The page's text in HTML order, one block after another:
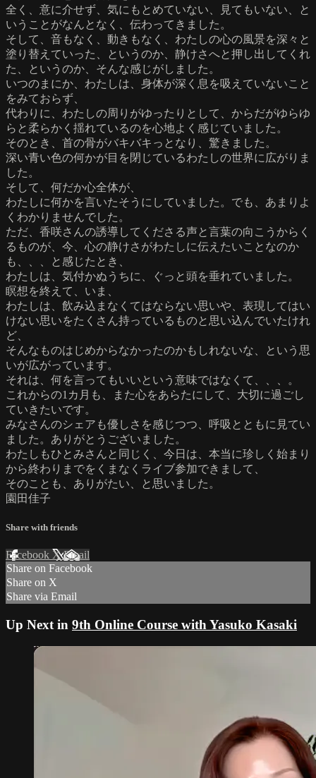
全く、意に介せず、気にもとめていない、見てもいない、と
いうことがなんとなく、伝わってきました。
そして、音もなく、動きもなく、わたしの心の風景を深々と
塗り替えていった、というのか、静けさへと押し出してくれ
た、というのか、そんな感じがしました。
いつのまにか、わたしは、身体が深く息を吸えていないこと
をみておらず、
代わりに、わたしの周りがゆったりとして、からだがゆらゆ
らと柔らかく揺れているのを心地よく感じていました。
そのとき、首の骨がバキバキっとなり、驚きました。
深い青い色の何かが目を閉じているわたしの世界に広がりま
した。
そして、何だか心全体が、
わたしに何かを言いたそうにしていました。でも、あまりよ
くわかりませんでした。
ただ、香咲さんの誘導してくださる声と言葉の向こうからく
るものが、今、心の静けさがわたしに伝えたいことなのか
も、、、と感じたとき、
わたしは、気付かぬうちに、ぐっと頭を垂れていました。
瞑想を終えて、いま、
わたしは、飲み込まなくてはならない思いや、表現してはい
けない思いをたくさん持っているものと思い込んでいたけれ
ど、
そんなものはじめからなかったのかもしれないな、という思
いが広がっています。
それは、何を言ってもいいという意味ではなくて、、、。
これからの1カ月も、また心をあらたにして、大切に過ごし
ていきたいです。
みなさんのシェアも優しさを感じつつ、呼吸とともに見てい
ました。ありがとうございました。
わたしもひとみさんと同じく、今日は、本当に珍しく始まり
から終わりまでをくまなくライブ参加できまして、
そのことも、ありがたい、と思いました。
園田佳子
Share with friends
Facebook XEmail
Share on Facebook
Share on X
Share via Email
Up Next in 9th Online Course with Yasuko Kasaki